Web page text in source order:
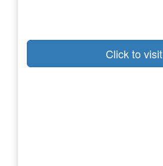
Click to visit